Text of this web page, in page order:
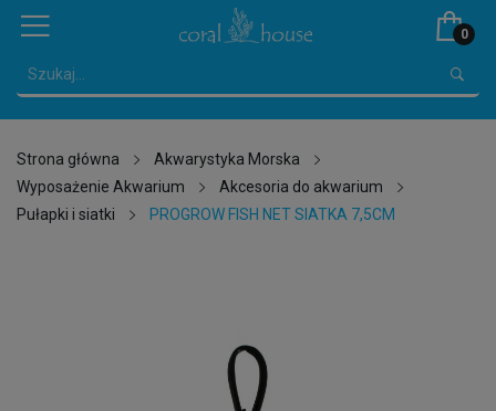
0
Strona główna
Akwarystyka Morska
Wyposażenie Akwarium
Akcesoria do akwarium
Pułapki i siatki
PROGROW FISH NET SIATKA 7,5CM